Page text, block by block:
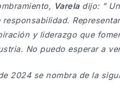
Vareladijo: ”
responsabilidad.
y liderazgo que
No puedo esperar a
2024 se nombra de la